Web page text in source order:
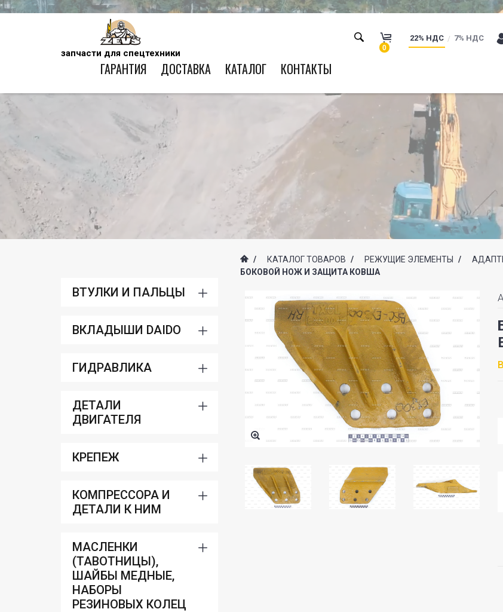
22% НДС 7% НДС
0
запчасти для спецтехники
ГАРАНТИЯ ДОСТАВКА КАТАЛОГ КОНТАКТЫ
ВТУЛКИ И ПАЛЬЦЫ
ВКЛАДЫШИ DAIDO
ГИДРАВЛИКА
ДЕТАЛИ
ДВИГАТЕЛЯ
КРЕПЕЖ
КОМПРЕССОРА И
ДЕТАЛИ К НИМ
МАСЛЕНКИ
(ТАВОТНИЦЫ),
ШАЙБЫ МЕДНЫЕ,
НАБОРЫ
РЕЗИНОВЫХ КОЛЕЦ
/ КАТАЛОГ ТОВАРОВ / РЕЖУЩИЕ ЭЛЕМЕНТЫ /
БОКОВОЙ НОЖ И ЗАЩИТА КОВША